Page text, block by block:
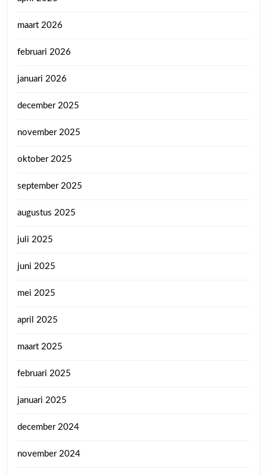
maart 2026
februari 2026
januari 2026
december 2025
november 2025
oktober 2025
september 2025
augustus 2025
juli 2025
juni 2025
mei 2025
april 2025
maart 2025
februari 2025
januari 2025
december 2024
november 2024